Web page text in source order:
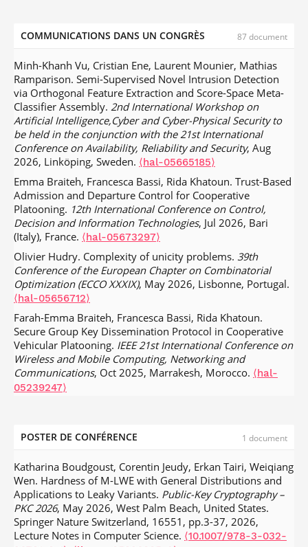
04755422⟩
Honkala’s contributions to identifying codes.Fundamenta
Informaticae , In press, 191 (3-4), pp.165-196. ⟨10.3233/FI-
242178⟩.⟨hal-04568130⟩
Olivier Hudry. New dominating, locating-dominating or
identifying codes in the q-ary Lee Hypercube.WSEAS
Transactions on Mathematics, In press.⟨hal-04667153⟩
Miroslaw Kutylowski, Giuseppe Persiano, Duong Hieu
Phan, Moti Yung, Marcin Zawada. The Self-Anti-Censorship
Nature of Encryption: On the Prevalence of Anamorphic
Cryptography.Proceedings on Privacy Enhancing
Technologies, 2023, 2023 (4), pp.170-183.
⟨10.56553/popets-2023-0104⟩ ⟨hal-04194142⟩
Antoine Boudermine, Rida Khatoun, Jean-Henri Choyer.
Dynamic logic-based attack graph for risk assessment in
complex computer systems.Computer Networks , 2023,
228, pp.109730.
⟨10.1016/j.comnet.2023.109730⟩
⟨hal-
Ali Mustapha, Rida Khatoun, Sherali Zeadally, Fadlallah
Chbib, Ahmad Fadlallah, et al.. Detecting DDoS attacks
using adversarial neural network.Computers & Security
2023, 127, pp.103117.⟨10.1016/j.cose.2023.103117⟩.⟨hal-
04370499⟩
senescence on cellular reprogramming in cultured cells
and mouse models.STAR Protocols
⟨pasteur-05124675⟩
Patrice Bertail, Mohammed Bouchouia, Ons Jelassi, Jessica
Tressou, Mélanie Zetlaoui. Scaling by subsampling for big
data, with applications to statistical learning. Journal of
Nonparametric Statistics, 2023, 36 (1), pp.78-117.
COMMUNICATIONS DANS UN CONGRÈS 87 document
Minh-Khanh Vu, Cristian Ene, Laurent Mounier, Mathias
Ramparison. Semi-Supervised Novel Intrusion Detection
via Orthogonal Feature Extraction and Score-Space Meta-
Classifier Assembly. 2nd International Workshop on
Artificial Intelligence,Cyber and Cyber-Physical Security to
be held in the conjunction with the 21st International
Conference on Availability, Reliability and Security, Aug
2026, Linköping, Sweden. ⟨hal-05665185⟩
Emma Braiteh, Francesca Bassi, Rida Khatoun. Trust-Based
Admission and Departure Control for Cooperative
Platooning. 12th International Conference on Control,
Decision and Information Technologies, Jul 2026, Bari
(Italy), France. ⟨hal-05673297⟩
Olivier Hudry. Complexity of unicity problems. 39th
Conference of the European Chapter on Combinatorial
Optimization (ECCO XXXIX), May 2026, Lisbonne, Portugal.
⟨hal-05656712⟩
Farah-Emma Braiteh, Francesca Bassi, Rida Khatoun.
Secure Group Key Dissemination Protocol in Cooperative
Vehicular Platooning. IEEE 21st International Conference on
Wireless and Mobile Computing, Networking and
Communications, Oct 2025, Marrakesh, Morocco. ⟨hal-
05239247⟩
Protocol for Connected Automated Platoons.
12th IFIP
and Security (NTMS), Jun 2025, Paris, France.⟨hal-
05058798⟩
Karolina Gorna, Nicolas Iooss, Yannick Seurin, Rida
Khatoun. Exposing Go Hidden Bugs: A Novel Concolic
Framework.23rd IEEE/ACIS International Conference on
Software Engineering, Management and Applications (SERA
POSTER DE CONFÉRENCE 1 document
Katharina Boudgoust, Corentin Jeudy, Erkan Tairi, Weiqiang
Wen. Hardness of M-LWE with General Distributions and
Applications to Leaky Variants. Public-Key Cryptography –
PKC 2026, May 2026, West Palm Beach, United States.
Springer Nature Switzerland, 16551, pp.3-37, 2026,
Lecture Notes in Computer Science. ⟨10.1007/978-3-032-